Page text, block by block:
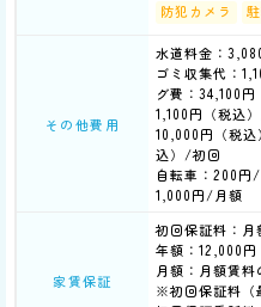
防犯カメラ
その他費用
水道料金：
ゴミ収集代：
グ費：34,100
1,100円（税込
10,000円（税
込）/初回
自転車：200円
1‚000円/月額
家賃保証
初回保証料：月
年額：12,000円
月額：月額賃料
※初回保証料（